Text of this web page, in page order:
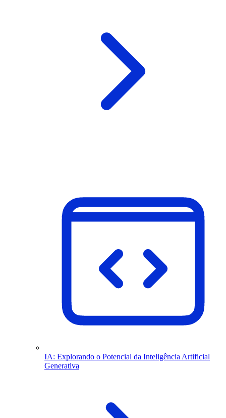
IA: Explorando o Potencial da Inteligência Artificial
Generativa